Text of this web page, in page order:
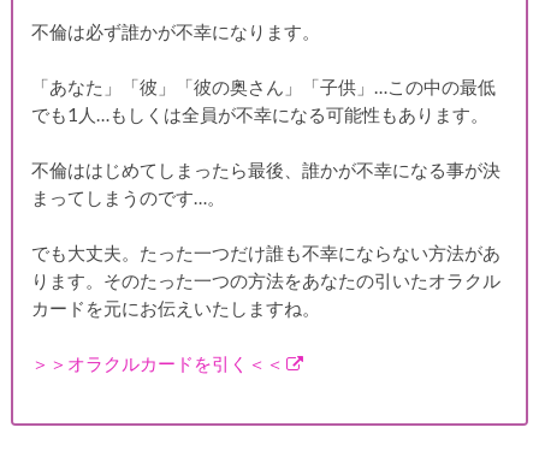
不倫は必ず誰かが不幸になります。
「あなた」「彼」「彼の奥さん」「子供」…この中の最低
でも1人…もしくは全員が不幸になる可能性もあります。
不倫ははじめてしまったら最後、誰かが不幸になる事が決
まってしまうのです…。
でも大丈夫。たった一つだけ誰も不幸にならない方法があ
ります。そのたった一つの方法をあなたの引いたオラクル
カードを元にお伝えいたしますね。
＞＞オラクルカードを引く＜＜